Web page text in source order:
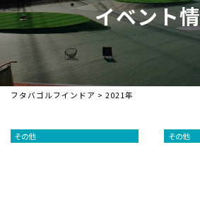
イベント
フタバゴルフインドア > 2021年
その他 その他